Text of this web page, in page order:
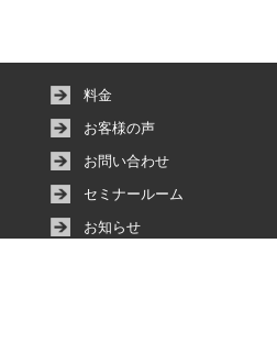
料金
お客様の声
お問い合わせ
セミナールーム
お知らせ